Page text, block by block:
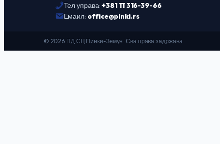
Тел управа:+381 11 316-39-66
Емаил: office@pinki.rs
© 2026 ПД СЦ Пинки-Земун. Сва права задржана.